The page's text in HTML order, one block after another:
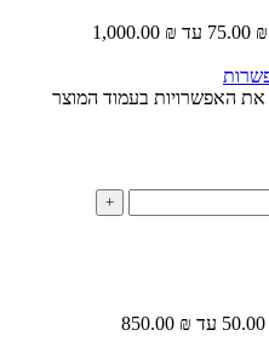
את האפשרויות בעמוד המוצר